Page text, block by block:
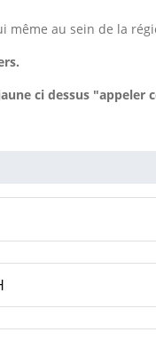
même au sein de la
ci dessus "appeler